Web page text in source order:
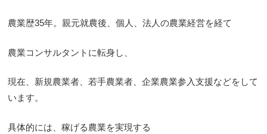
農業歴35年。親元就農後、個人、法人の農業経営を経て
農業コンサルタントに転身し、
現在、新規農業者、若手農業者、企業農業参入支援などをして
います。
具体的には、稼げる農業を実現する